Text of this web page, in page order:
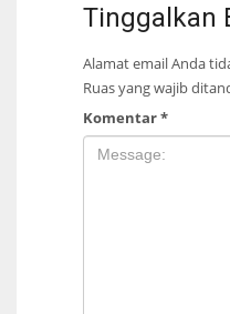
Tinggalkan
Alamat email Anda
Ruas yang wajib
Komentar*